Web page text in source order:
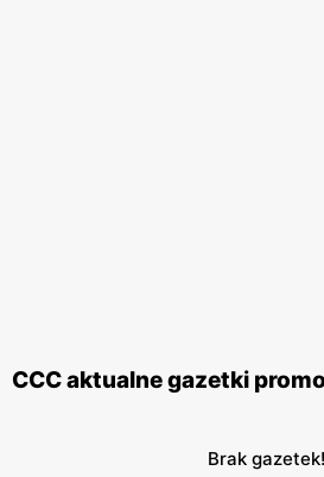
CCC aktualne gazetki
Brak gazetek!